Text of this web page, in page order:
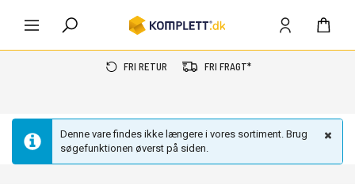
FRI RETUR FRI FRAGT*
Denne vare findes ikke længere i vores sortiment. Brug
søgefunktionen øverst på siden.